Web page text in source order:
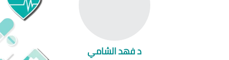
د فهد الشامي